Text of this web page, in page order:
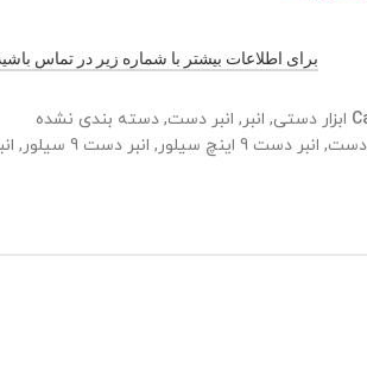
برای اطلاعات بیشتر با شماره زیر در تماس
ابزار دستی, انبر, انبر دست, دسته بندی نشده
دست, انبر دست 9 اینچ سیلور , انبر دست 9 سیلور ,